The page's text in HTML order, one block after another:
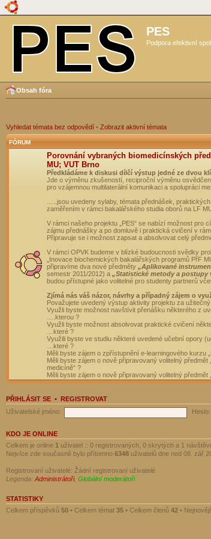
PES
Podpora efektivní
Obsah fóra
Vyhledat témata bez odpovědí • Zobrazit aktivní témata
FÓRUM
Porovnání vybraných biomedicínských
MU; VUT Brno
Předkládáme k diskusi dílčí výstup jedné ze dvou
Jde o výměnu zkušeností, reciproční výměnu
pro vzájemnou multilaterální komunikaci a spolupráci
…..jsou uvedeny sylaby, témata přednášek,
zaměřením v rámci bakalářského studia oborů na LF
V rámci našeho projektu „PES“ se nabízí možnost pro
zájmu přednášky a po domluvě i praktická cvičení v
Připravuje se i možnost zapsat a absolvovat celý
V rámci OPVK budeme v blízké budoucnosti svědky
„Inovace biochemických bakalářských programů PřF
připravíme dva nové předměty „Aplikované
semestr 2011/2012) a „Statistické metody a postupy
budou přístupné jako volitelné pro studenty partnerů
Zjímá nás váš názor, návrhy a případný zájem o
Považujete uvedený výstup aktivity projektu za
Využli byste možnost navštívit přenášku některého z
….kterou ?
Využli byste možnost absolvovat praktické cvičení
…které ?
Využili byste ve studiu některé uvedené učební opory
…které ?
Měli byste zájem o zpřístupnění e-learningového kurzu
Měli byste zájem o nově připravovaný volitelný
medicíně“ ?
Měli byste zájem o nově připravovaný volitelný
PŘIHLÁSIT SE • REGISTROVAT
Uživatelské jméno:
Heslo:
KDO JE ONLINE
Celkem je online 1 uživatel :: 0 registrovaných, 0 skrytých a 1
Nejvíce zde současně bylo přítomno 6348 uživatelů dne ned 08. zář
Registrovaní uživatelé: Žádní registrovaní uživatelé
Legenda: Administrátoři, Globální moderátoři
STATISTIKY
Celkem příspěvků 50 • Celkem témat 35 • Celkem členů 42 •